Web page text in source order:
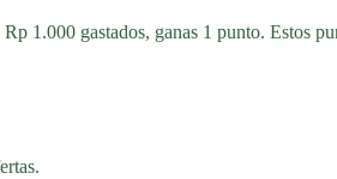
1.000 gastados, ganas 1 punto. Estos